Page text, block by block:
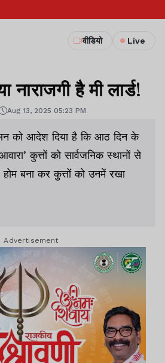
वीडियो Live
नाराजगी है मी लार्ड!
Aug 13, 2025 05:23 PM
को आदेश दिया है कि आठ दिन के
कुत्तों को सार्वजनिक स्थानों से
होम बना कर कुत्तों को उनमें रखा
Advertisement